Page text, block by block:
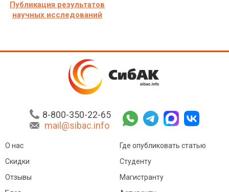
Публикация результатов
научных исследований
8-800-350-22-65
mail@sibac.info
О нас
Скидки
Отзывы
Где опубликовать статью
Студенту
Магистранту